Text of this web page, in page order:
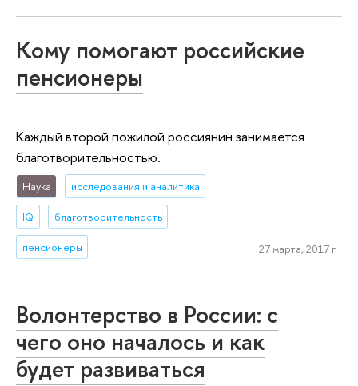
Кому помогают российские
пенсионеры
Каждый второй пожилой россиянин занимается
благотворительностью.
Наука исследования и аналитика
IQ благотворительность
пенсионеры 27 марта, 2017 г.
Волонтерство в России: с
чего оно началось и как
будет развиваться